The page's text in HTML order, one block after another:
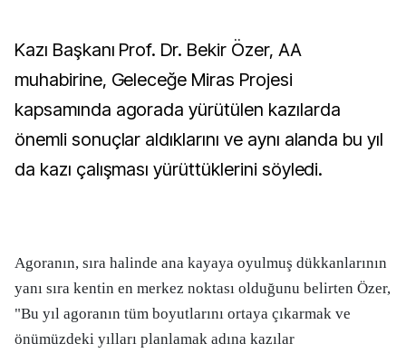
Kazı Başkanı Prof. Dr. Bekir Özer, AA
muhabirine, Geleceğe Miras Projesi
kapsamında agorada yürütülen kazılarda
önemli sonuçlar aldıklarını ve aynı alanda bu yıl
da kazı çalışması yürüttüklerini söyledi.
Agoranın, sıra halinde ana kayaya oyulmuş dükkanlarının
yanı sıra kentin en merkez noktası olduğunu belirten Özer,
"Bu yıl agoranın tüm boyutlarını ortaya çıkarmak ve
önümüzdeki yılları planlamak adına kazılar